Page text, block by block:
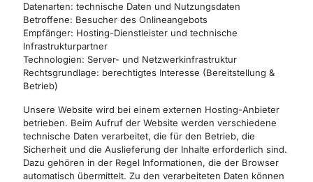
Datenarten: technische Daten und Nutzungsdaten
Betroffene: Besucher des Onlineangebots
Empfänger: Hosting-Dienstleister und technische
Infrastrukturpartner
Technologien: Server- und Netzwerkinfrastruktur
Rechtsgrundlage: berechtigtes Interesse (Bereitstellung &
Betrieb)
Unsere Website wird bei einem externen Hosting-Anbieter
betrieben. Beim Aufruf der Website werden verschiedene
technische Daten verarbeitet, die für den Betrieb, die
Sicherheit und die Auslieferung der Inhalte erforderlich sind.
Dazu gehören in der Regel Informationen, die der Browser
automatisch übermittelt. Zu den verarbeiteten Daten können